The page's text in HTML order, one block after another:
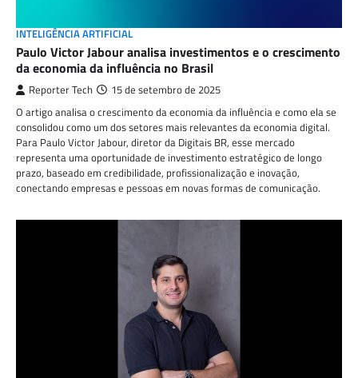
INTELIGÊNCIA ARTIFICIAL
Paulo Victor Jabour analisa investimentos e o crescimento
da economia da influência no Brasil
Reporter Tech 15 de setembro de 2025
O artigo analisa o crescimento da economia da influência e como ela se
consolidou como um dos setores mais relevantes da economia digital.
Para Paulo Victor Jabour, diretor da Digitais BR, esse mercado
representa uma oportunidade de investimento estratégico de longo
prazo, baseado em credibilidade, profissionalização e inovação,
conectando empresas e pessoas em novas formas de comunicação.